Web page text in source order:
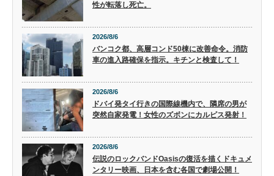
性が転落し死亡。
2026/8/6
バンコク都、高層コンド50棟に改善命令。消防
車の進入路確保を指示。キチンと検査して！
2026/8/6
ドバイ発タイ行きの国際線機内で、隣席の男が
突然自家発電！女性のズボンにカルピス発射！
2026/8/6
伝説のロックバンドOasisの復活を描くドキュメ
ンタリー映画、日本を含む各国で劇場公開！